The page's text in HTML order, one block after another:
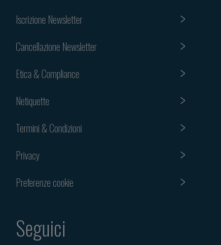
Iscrizione Newsletter
Cancellazione Newsletter
Etica & Compliance
Netiquette
Termini & Condizioni
Privacy
Preferenze cookie
Seguici